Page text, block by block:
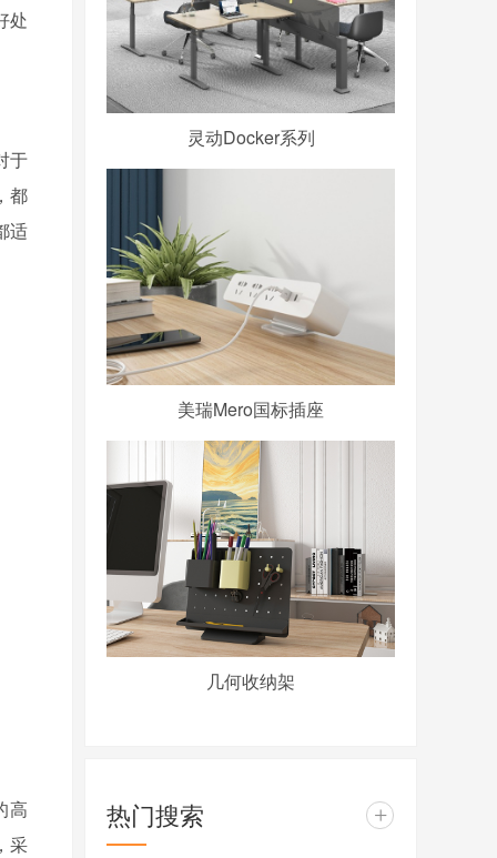
处
于
都
适
高
采
灵动Docker系列
美瑞Mero国标插座
几何收纳架
热门搜索 +